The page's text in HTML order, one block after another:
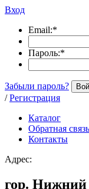
Вход
Email:*
Пароль:*
Забыли пароль?
/ Регистрация
Каталог
Обратная связь
Контакты
Адрес:
гор. Нижний